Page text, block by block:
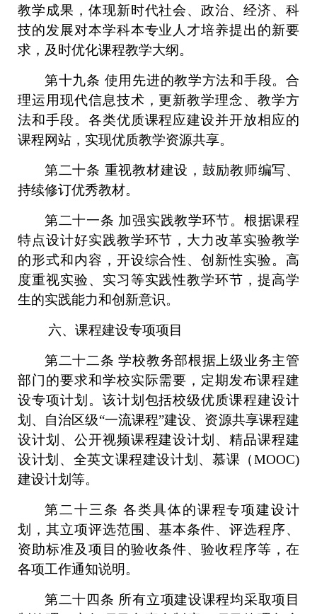
教学成果，体现新时代社会、政治、经济、科
技的发展对本学科本专业人才培养提出的新要
求，及时优化课程教学大纲。
第十九条 使用先进的教学方法和手段。合
理运用现代信息技术，更新教学理念、教学方
法和手段。各类优质课程应建设并开放相应的
课程网站，实现优质教学资源共享。
第二十条 重视教材建设，鼓励教师编写、
持续修订优秀教材。
第二十一条 加强实践教学环节。根据课程
特点设计好实践教学环节，大力改革实验教学
的形式和内容，开设综合性、创新性实验。高
度重视实验、实习等实践性教学环节，提高学
生的实践能力和创新意识。
六、课程建设专项项目
第二十二条 学校教务部根据上级业务主管
部门的要求和学校实际需要，定期发布课程建
设专项计划。该计划包括校级优质课程建设计
划、自治区级“一流课程”建设、资源共享课程建
设计划、公开视频课程建设计划、精品课程建
设计划、全英文课程建设计划、慕课（MOOC)
建设计划等。
第二十三条 各类具体的课程专项建设计
划，其立项评选范围、基本条件、评选程序、
资助标准及项目的验收条件、验收程序等，在
各项工作通知说明。
第二十四条 所有立项建设课程均采取项目